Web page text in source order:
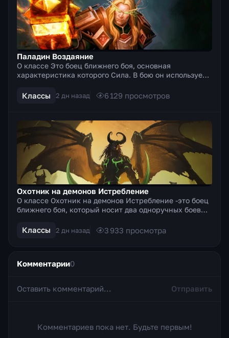
Паладин Воздаяние
О классе Это боец ближнего боя, основная
характеристика которого Сила. В бою он использует
этого бойца я...
Классы 2 дн назад 6 129 просмотров
Охотник на демонов Истребление
О классе Охотник на демонов Истребление -это боец
ближнего боя, который носит два одноручных боевых
ка...
Классы 2 дн назад 3 933 просмотра
Комментарии0
Отправить
Комментариев пока нет. Будьте первым!